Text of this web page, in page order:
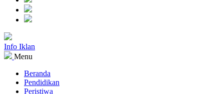
Info Iklan
Menu
Beranda
Pendidikan
Peristiwa